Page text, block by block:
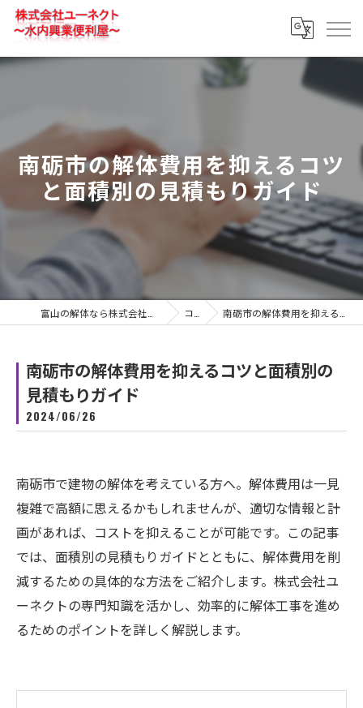
南砺市の解体費用を抑えるコツ
と面積別の見積もりガイド
コラム 南砺市の解体費用を抑えるコツと面積別の見積もりガイド
南砺市の解体費用を抑えるコツと面積別の
見積もりガイド
2024/06/26
南砺市で建物の解体を考えている方へ。解体費用は一見
複雑で高額に思えるかもしれませんが、適切な情報と計
画があれば、コストを抑えることが可能です。この記事
では、面積別の見積もりガイドとともに、解体費用を削
減するための具体的な方法をご紹介します。株式会社ユ
ーネクトの専門知識を活かし、効率的に解体工事を進め
るためのポイントを詳しく解説します。